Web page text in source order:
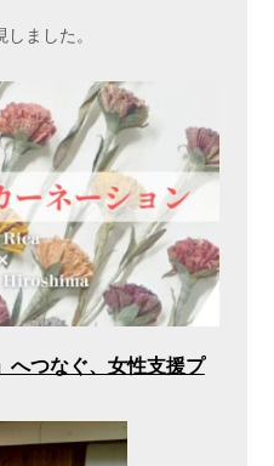
ました。
へつなぐ、女性支援プ